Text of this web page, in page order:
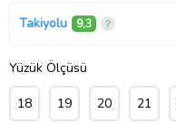
Takiyolu 9,3
Yüzük Ölçüsü
18 19 20 21